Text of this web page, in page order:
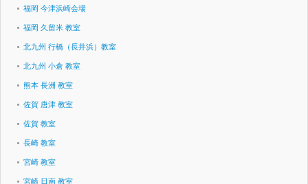
福岡 今津浜崎会場
福岡 久留米 教室
北九州 行橋（長井浜）教室
北九州 小倉 教室
熊本 長洲 教室
佐賀 唐津 教室
佐賀 教室
長崎 教室
宮崎 教室
宮崎 日南 教室